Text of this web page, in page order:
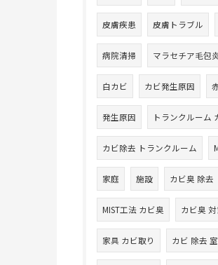
皮膚疾患 皮膚トラブル
病院清掃 マラセチア毛包
白カビ カビ発生原因
発生原因 トランクルーム
カビ除去 トランクルーム
家庭 施設 カビ臭 除去
MIST工法 カビ臭 カビ臭
家具 カビ取り カビ 除去